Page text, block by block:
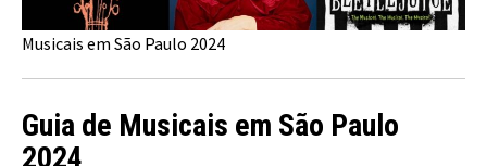
Musicais em São Paulo 2024
Guia de Musicais em São Paulo
2024